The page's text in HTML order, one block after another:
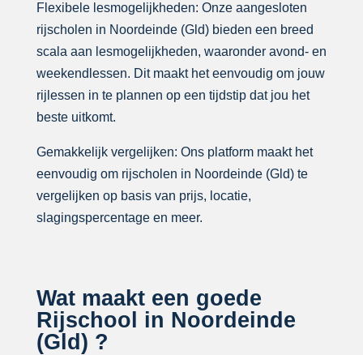
Flexibele lesmogelijkheden: Onze aangesloten
rijscholen in Noordeinde (Gld) bieden een breed
scala aan lesmogelijkheden, waaronder avond- en
weekendlessen. Dit maakt het eenvoudig om jouw
rijlessen in te plannen op een tijdstip dat jou het
beste uitkomt.
Gemakkelijk vergelijken: Ons platform maakt het
eenvoudig om rijscholen in Noordeinde (Gld) te
vergelijken op basis van prijs, locatie,
slagingspercentage en meer.
Wat maakt een goede
Rijschool in Noordeinde
(Gld) ?